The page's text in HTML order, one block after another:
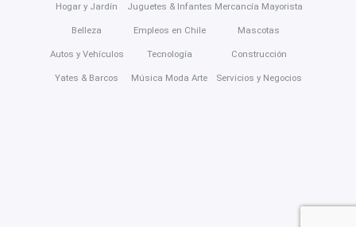
Hogar y Jardín
Belleza
Autos y Vehículos
Yates & Barcos
Juguetes & Infantes
Empleos en Chile
Tecnología
Música Moda Arte
Mercancía Mayorista
Mascotas
Construcción
Servicios y Negocios